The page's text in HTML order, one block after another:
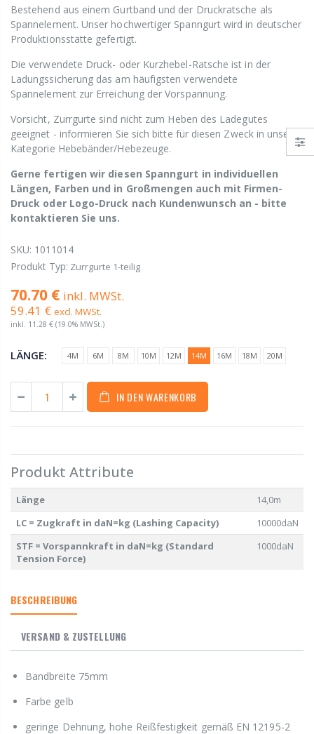
Bestehend aus einem Gurtband und der Druckratsche als
Spannelement. Unser hochwertiger Spanngurt wird in deutscher
Produktionsstätte gefertigt.
Die verwendete Druck- oder Kurzhebel-Ratsche ist in der
Ladungssicherung das am häufigsten verwendete
Spannelement zur Erreichung der Vorspannung.
Vorsicht, Zurrgurte sind nicht zum Heben des Ladegutes
geeignet - informieren Sie sich bitte für diesen Zweck in unserer
Kategorie Hebebänder/Hebezeuge.
Gerne fertigen wir diesen Spanngurt in individuellen
Längen, Farben und in Großmengen auch mit Firmen-
Druck oder Logo-Druck nach Kundenwunsch an - bitte
kontaktieren Sie uns.
SKU: 1011014
Produkt Typ: Zurrgurte 1-teilig
70.70 € inkl. MWSt.
59.41 € excl. MWSt.
inkl. 11.28 € (19.0% MWSt.)
LÄNGE: 4M 6M 8M 10M 12M 14M 16M 18M 20M
IN DEN WARENKORB
Produkt Attribute
Länge
14,0m
LC = Zugkraft in daN=kg (Lashing Capacity)
10000daN
STF = Vorspannkraft in daN=kg (Standard
Tension Force)
1000daN
BESCHREIBUNG
VERSAND & ZUSTELLUNG
Bandbreite 75mm
Farbe gelb
geringe Dehnung, hohe Reißfestigkeit gemäß EN 12195-2